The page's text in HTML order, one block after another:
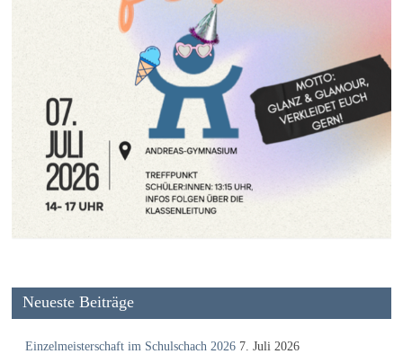
Neueste Beiträge
Einzelmeisterschaft im Schulschach 2026 7. Juli 2026